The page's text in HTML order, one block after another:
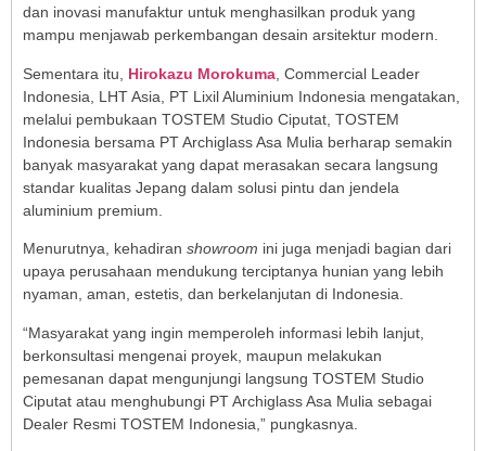
dan inovasi manufaktur untuk menghasilkan produk yang
mampu menjawab perkembangan desain arsitektur modern.
Sementara itu, Hirokazu Morokuma , Commercial Leader
Indonesia, LHT Asia, PT Lixil Aluminium Indonesia mengatakan,
melalui pembukaan TOSTEM Studio Ciputat, TOSTEM
Indonesia bersama PT Archiglass Asa Mulia berharap semakin
banyak masyarakat yang dapat merasakan secara langsung
standar kualitas Jepang dalam solusi pintu dan jendela
aluminium premium.
Menurutnya, kehadiran showroom ini juga menjadi bagian dari
upaya perusahaan mendukung terciptanya hunian yang lebih
nyaman, aman, estetis, dan berkelanjutan di Indonesia.
“Masyarakat yang ingin memperoleh informasi lebih lanjut,
berkonsultasi mengenai proyek, maupun melakukan
pemesanan dapat mengunjungi langsung TOSTEM Studio
Ciputat atau menghubungi PT Archiglass Asa Mulia sebagai
Dealer Resmi TOSTEM Indonesia,” pungkasnya.